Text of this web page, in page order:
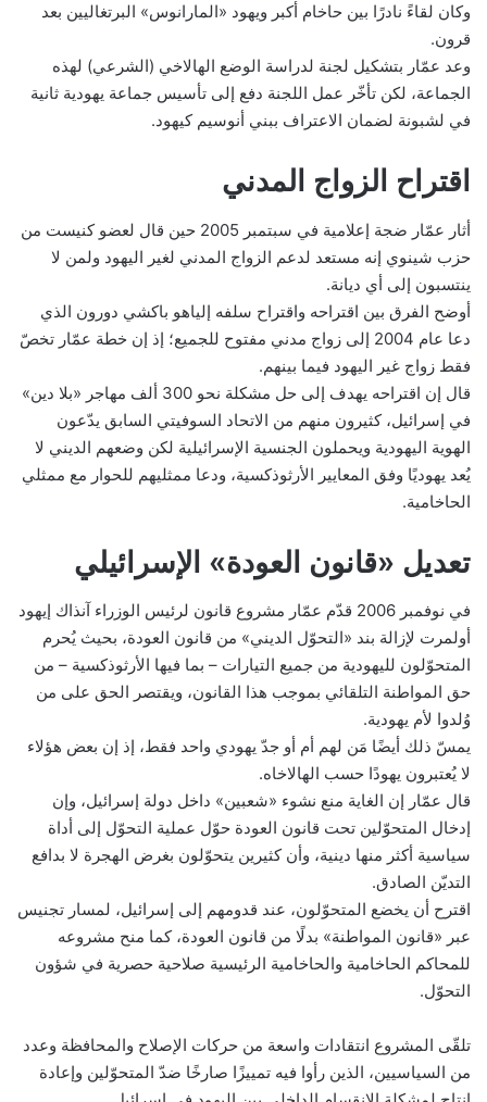
وكان لقاءً نادرًا بين حاخام أكبر ويهود «المارانوس» البرتغاليين بعد
قرون.
وعد عمّار بتشكيل لجنة لدراسة الوضع الهالاخي (الشرعي) لهذه
الجماعة، لكن تأخّر عمل اللجنة دفع إلى تأسيس جماعة يهودية ثانية
في لشبونة لضمان الاعتراف ببني أنوسيم كيهود.
اقتراح الزواج المدني
أثار عمّار ضجة إعلامية في سبتمبر 2005 حين قال لعضو كنيست من
حزب شينوي إنه مستعد لدعم الزواج المدني لغير اليهود ولمن لا
ينتسبون إلى أي ديانة.
أوضح الفرق بين اقتراحه واقتراح سلفه إلياهو باكشي دورون الذي
دعا عام 2004 إلى زواج مدني مفتوح للجميع؛ إذ إن خطة عمّار تخصّ
فقط زواج غير اليهود فيما بينهم.
قال إن اقتراحه يهدف إلى حل مشكلة نحو 300 ألف مهاجر «بلا دين»
في إسرائيل، كثيرون منهم من الاتحاد السوفيتي السابق يدّعون
الهوية اليهودية ويحملون الجنسية الإسرائيلية لكن وضعهم الديني لا
يُعد يهوديًا وفق المعايير الأرثوذكسية، ودعا ممثليهم للحوار مع ممثلي
الحاخامية.
تعديل «قانون العودة» الإسرائيلي
في نوفمبر 2006 قدّم عمّار مشروع قانون لرئيس الوزراء آنذاك إيهود
أولمرت لإزالة بند «التحوّل الديني» من قانون العودة، بحيث يُحرم
المتحوّلون لليهودية من جميع التيارات – بما فيها الأرثوذكسية – من
حق المواطنة التلقائي بموجب هذا القانون، ويقتصر الحق على من
وُلدوا لأم يهودية.
يمسّ ذلك أيضًا مَن لهم أم أو جدّ يهودي واحد فقط، إذ إن بعض هؤلاء
لا يُعتبرون يهودًا حسب الهالاخاه.
قال عمّار إن الغاية منع نشوء «شعبين» داخل دولة إسرائيل، وإن
إدخال المتحوّلين تحت قانون العودة حوّل عملية التحوّل إلى أداة
سياسية أكثر منها دينية، وأن كثيرين يتحوّلون بغرض الهجرة لا بدافع
التديّن الصادق.
اقترح أن يخضع المتحوّلون، عند قدومهم إلى إسرائيل، لمسار تجنيس
عبر «قانون المواطنة» بدلًا من قانون العودة، كما منح مشروعه
للمحاكم الحاخامية والحاخامية الرئيسية صلاحية حصرية في شؤون
التحوّل.
تلقّى المشروع انتقادات واسعة من حركات الإصلاح والمحافظة وعدد
من السياسيين، الذين رأوا فيه تمييزًا صارخًا ضدّ المتحوّلين وإعادة